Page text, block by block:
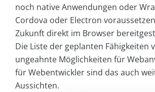
noch native Anwendungen oder
Cordova oder Electron
Zukunft direkt im Browser
Die Liste der geplanten Fähigkeiten
ungeahnte Möglichkeiten für
für Webentwickler sind das auch
Aussichten.